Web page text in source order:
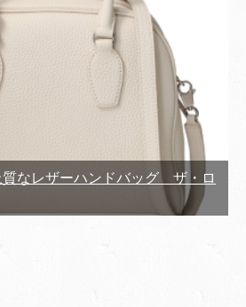
質なレザーハンドバッグ ザ・ロ